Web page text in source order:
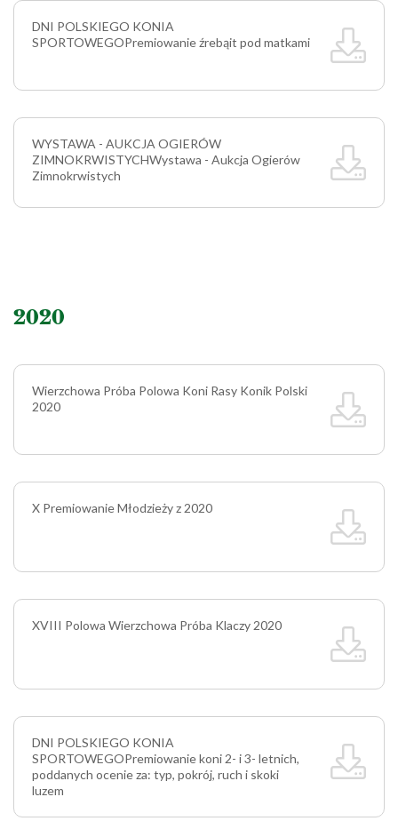
DNI POLSKIEGO KONIA
SPORTOWEGOPremiowanie źrebąit pod matkami
WYSTAWA - AUKCJA OGIERÓW
ZIMNOKRWISTYCHWystawa - Aukcja Ogierów
Zimnokrwistych
2020
Wierzchowa Próba Polowa Koni Rasy Konik Polski
2020
X Premiowanie Młodzieży z 2020
XVIII Polowa Wierzchowa Próba Klaczy 2020
DNI POLSKIEGO KONIA
SPORTOWEGOPremiowanie koni 2- i 3- letnich,
poddanych ocenie za: typ, pokrój, ruch i skoki
luzem